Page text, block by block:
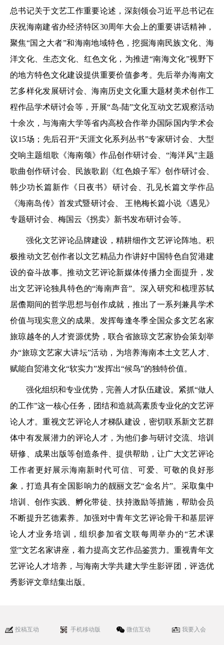
总书记关于文艺工作重要论述，深刻领会习近平总书记在
庆祝海南建省办经济特区30周年大会上的重要讲话精神，
聚焦“国之大者”和海南地域特色，挖掘海南民族文化、海
洋文化、生态文化、红色文化，为推进“南海文化”视野下
的地方特色文化建设提供重要价值参考。先后举办海南文
艺多样化发展研讨会、海南历史文化重大题材美术创作工
程作品学术研讨会等，开展“岛-陆”文化互动文艺观察活动
十余次，与海南大学等省内高校合作举办国际国内学术会
议15场；先后召开“天涯文化系列丛书”专家研讨会、大型
交响主题组歌《海南颂》作品创作研讨会、“海洋风”主题
歌曲创作研讨会、民族歌剧《红色娘子军》创作研讨会、
韩少功长篇新作《日夜书》研讨会、孔见长篇文学作品
《海南岛传》首发式暨研讨会、 王艳梅长篇小说《遇见》
专题研讨会、梅国云《拐卖》新书发布研讨会等。
强化文艺评论品牌建设，精耕细作文艺评论阵地。积
极推动文艺创作者以文艺精品力作讲好中国特色自贸港建
设的奋斗故事。推动文艺评论新媒体传播力全面提升，发
出文艺评论独具特色的“海南声音”。深入研究和梳理苏轼
居儋期间的哲学思想与创作成就，推出了一系列兼具学术
价值与现实意义的成果。发挥每逢冬季全国众多文艺名家
旅琼越冬的人才资源优势，联合省旅琼文艺家协会策划举
办“旅琼文艺家大讲坛”活动，为培养海南本土文艺人才、
赋能自贸港文化“软实力”发挥出“候鸟”的独特价值。
强化组织和专业优势，完善人才队伍建设。紧抓“做人
的工作”这一核心任务，团结和造就高素质专业化的文艺评
论人才。重视文艺评论人才梯队建设，密切联系新文艺群
体中有发展潜力的评论人才，为他们参与研讨交流、培训
研修、成果出版等创造条件、提供帮助，让广大文艺评论
工作者更好展示海南新时代可信、可爱、可敬的良好形
象，打造具有全国影响力的靓丽文艺“金名片”。采取集中
培训、创作实践、孵化带徒、扶持激励等措施，帮助会员
不断提升艺德素养。加强对中青年文艺评论骨干和基层评
论人才业务培训，组织参加省文联每周举办的“艺术课
堂”文艺名家讲座，着力提高文艺作品鉴赏力。重视青年文
艺评论人才培养，与海南大学共建大学生影评团，评选优
秀影评文章结集出版。
投稿互动 手机移动版 微信互动 我要入会